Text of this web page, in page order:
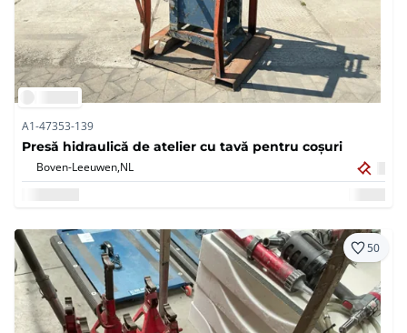
A1-47353-139
Presă hidraulică de atelier cu tavă pentru coșuri
Boven-Leeuwen,NL
50